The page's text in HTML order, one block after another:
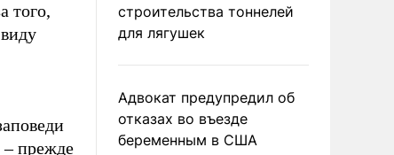
того,
– прежде
строительства тоннелей
для лягушек
Адвокат предупредил об
отказах во въезде
беременным в США